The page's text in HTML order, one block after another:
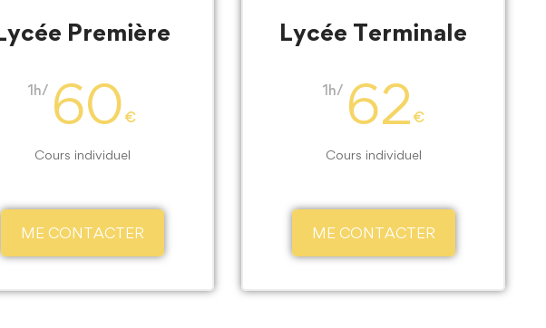
Première
1h/ 60 €
Cours individuel
ME CONTACTER
Lycée Terminale
1h/ 62 €
Cours individuel
ME CONTACTER